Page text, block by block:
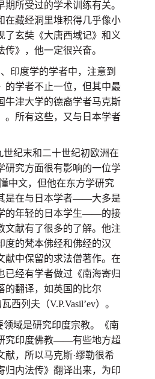
所受过的学术训练有关。
在藏经洞里堆积得几乎像小
了玄奘《大唐西域记》和义
》，他一定很兴奋。
印度学的学者中，注意到
的学者不止一位，但其中最
牛津大学的德裔学者马克斯
。所有这些，又与日本学者
世纪末和二十世纪初欧洲在
研究方面很有影响的一位学
中文，但他在东方学研究
是在与日本学者——大多是
的年轻的日本学生——的接
文献有了很多的了解。他注
度的梵本佛经和佛经的汉
献中保留的求法僧著作。在
已经有学者做过《南海寄归
的翻译，如英国的比尔
西列夫（V.P.Vasil’ev）。
领域是研究印度宗教。《南
究印度佛教——有些地方超
，所以马克斯·缪勒很希
归内法传》翻译出来，为印